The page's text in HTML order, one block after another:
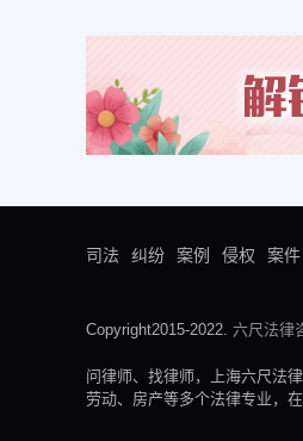
司法 纠纷 案例 侵权 案件
Copyright2015-2022. 六尺法律
问律师、找律师，上海六尺法
劳动、房产等多个法律专业，